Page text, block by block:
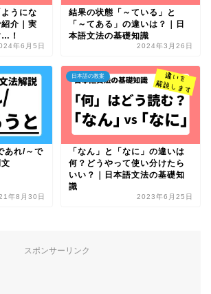
ようにな
介｜実
！
年6月5日
結果の状態「～ている」と
「～てある」の違いは？｜日
本語文法の基礎知識
2024年3月26日
あれ/～で
年8月30日
日本語の教案
「なん」と「なに」の違いは
何？どうやって使い分けたら
いい？｜日本語文法の基礎知
識
2023年6月25日
スポンサーリンク